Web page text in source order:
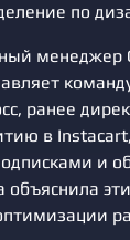
по
менеджер
ранее
в
и